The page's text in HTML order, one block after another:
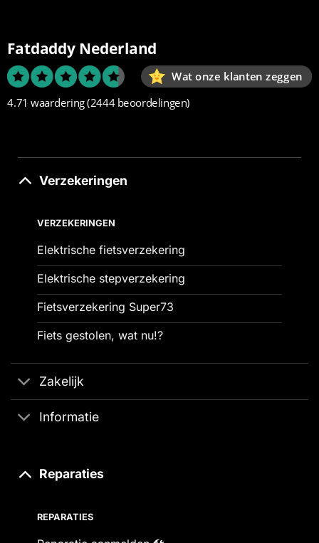
Fatdaddy Nederland
Wat onze klanten zeggen
4.71 waardering(2444 beoordelingen)
Verzekeringen
VERZEKERINGEN
Elektrische fietsverzekering
Elektrische stepverzekering
Fietsverzekering Super73
Fiets gestolen, wat nu!?
Zakelijk
Informatie
Reparaties
REPARATIES